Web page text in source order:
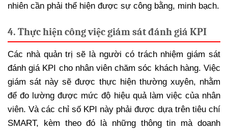
nhiên cần phải thể hiện được sự công bằng, minh bạch.
4. Thực hiện công việc giám sát đánh giá KPI
Các nhà quản trị sẽ là người có trách nhiệm giám sát
đánh giá KPI cho nhân viên chăm sóc khách hàng. Việc
giám sát này sẽ được thực hiện thường xuyên, nhằm
để đo lường được mức độ hiệu quả làm việc của nhân
viên. Và các chỉ số KPI này phải được dựa trên tiêu chí
SMART, kèm theo đó là những thông tin mà doanh